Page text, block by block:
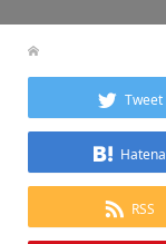
Tweet
Hatena
RSS